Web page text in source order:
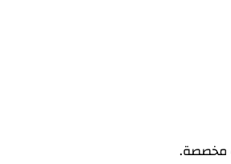
مخصصة.